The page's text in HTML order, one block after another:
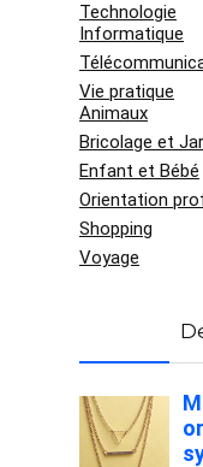
Technologie
Informatique
Vie pratique
Animaux
Bricolage et
Enfant et Bébé
Orientation
Shopping
Voyage